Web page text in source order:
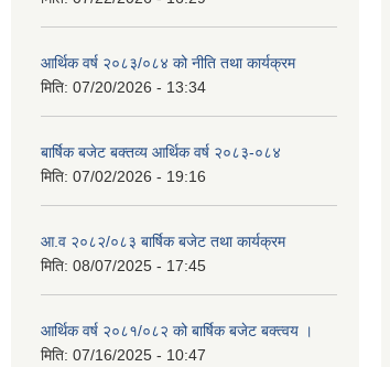
आर्थिक वर्ष २०८३/०८४ को नीति तथा कार्यक्रम
मिति: 07/20/2026 - 13:34
बार्षिक बजेट बक्तव्य आर्थिक वर्ष २०८३-०८४
मिति: 07/02/2026 - 19:16
आ.व २०८२/०८३ बार्षिक बजेट तथा कार्यक्रम
मिति: 08/07/2025 - 17:45
आर्थिक वर्ष २०८१/०८२ को बार्षिक बजेट बक्त्वय ।
मिति: 07/16/2025 - 10:47